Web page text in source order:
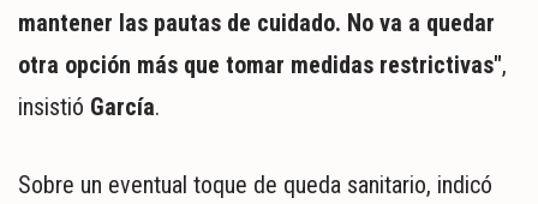
mantener las pautas de cuidado. No va a quedar
otra opción más que tomar medidas restrictivas",
insistió García.
Sobre un eventual toque de queda sanitario, indicó